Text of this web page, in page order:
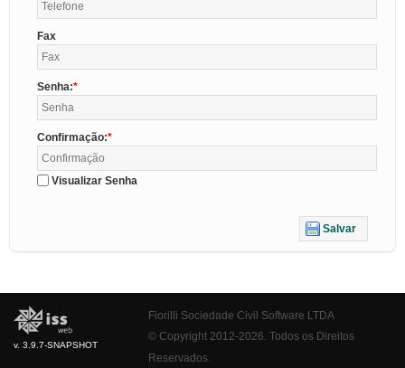
Fax
Senha:
Confirmação:
Visualizar Senha
Salvar
v. 3.9.7-SNAPSHOT
Fiorilli Sociedade Civil Software LTDA
© Copyright 2012-2026. Todos os Direitos
Reservados.